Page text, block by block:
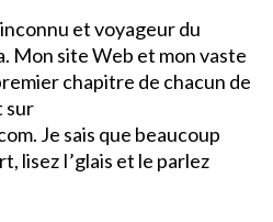
et voyageur du
Mon site Web et mon vaste
chapitre de chacun de
sur
Je sais que beaucoup
lisez I’glais et le parlez